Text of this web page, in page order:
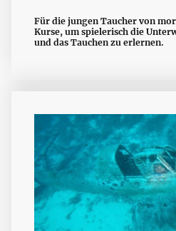
Für die jungen Taucher von
Kurse, um spielerisch die
und das Tauchen zu erlernen.